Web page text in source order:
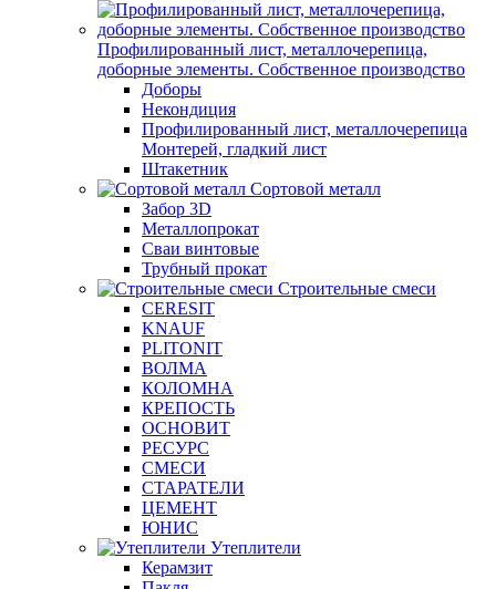
Профилированный лист, металлочерепица,
доборные элементы. Собственное производство
Доборы
Некондиция
Профилированный лист, металлочерепица
Монтерей, гладкий лист
Штакетник
Сортовой металл
Забор 3D
Металлопрокат
Сваи винтовые
Трубный прокат
Строительные смеси
CERESIT
KNAUF
PLITONIT
ВОЛМА
КОЛОМНА
КРЕПОСТЬ
ОСНОВИТ
РЕСУРС
СМЕСИ
СТАРАТЕЛИ
ЦЕМЕНТ
ЮНИС
Утеплители
Керамзит